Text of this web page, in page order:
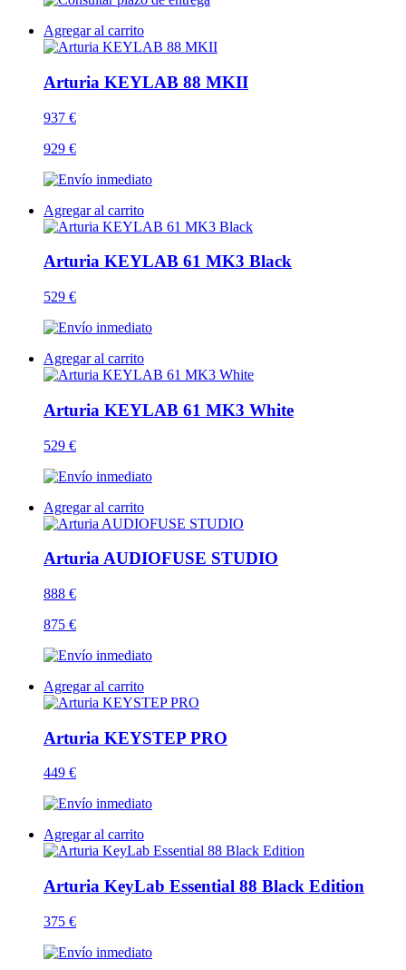
Agregar al carrito
Arturia KEYLAB 88 MKII
937 €
929 €
Agregar al carrito
Arturia KEYLAB 61 MK3 Black
529 €
Agregar al carrito
Arturia KEYLAB 61 MK3 White
529 €
Agregar al carrito
Arturia AUDIOFUSE STUDIO
888 €
875 €
Agregar al carrito
Arturia KEYSTEP PRO
449 €
Agregar al carrito
Arturia KeyLab Essential 88 Black Edition
375 €